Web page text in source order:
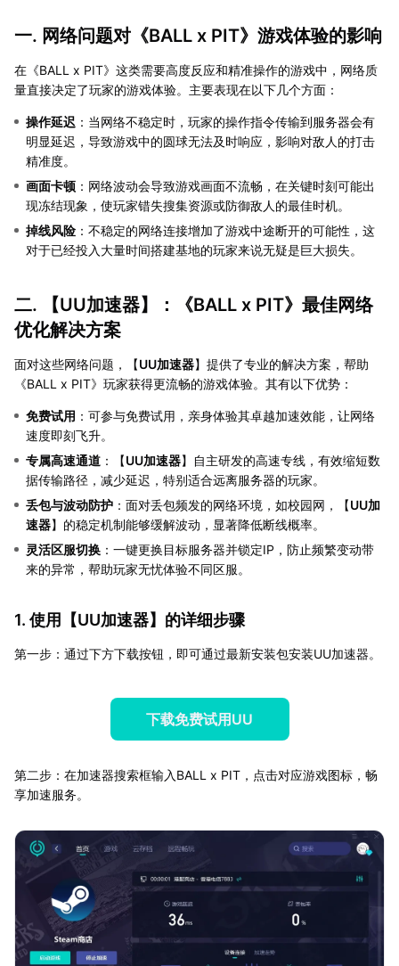
一. 网络问题对《BALL x PIT》游戏体验的影响
在《BALL x PIT》这类需要高度反应和精准操作的游戏中，网络质
量直接决定了玩家的游戏体验。主要表现在以下几个方面：
操作延迟 ：当网络不稳定时，玩家的操作指令传输到服务器会有
明显延迟，导致游戏中的圆球无法及时响应，影响对敌人的打击
精准度。
画面卡顿 ：网络波动会导致游戏画面不流畅，在关键时刻可能出
现冻结现象，使玩家错失搜集资源或防御敌人的最佳时机。
掉线风险 ：不稳定的网络连接增加了游戏中途断开的可能性，这
对于已经投入大量时间搭建基地的玩家来说无疑是巨大损失。
二. 【UU加速器】：《BALL x PIT》最佳网络
优化解决方案
面对这些网络问题，【UU加速器】提供了专业的解决方案，帮助
《BALL x PIT》玩家获得更流畅的游戏体验。其有以下优势：
免费试用 ：可参与免费试用，亲身体验其卓越加速效能，让网络
速度即刻飞升。
专属高速通道 ：【UU加速器】自主研发的高速专线，有效缩短数
据传输路径，减少延迟，特别适合远离服务器的玩家。
丢包与波动防护 ：面对丢包频发的网络环境，如校园网，【UU加
速器】的稳定机制能够缓解波动，显著降低断线概率。
灵活区服切换 ：一键更换目标服务器并锁定IP，防止频繁变动带
来的异常，帮助玩家无忧体验不同区服。
1. 使用【UU加速器】的详细步骤
第一步：通过下方下载按钮，即可通过最新安装包安装UU加速器。
下载免费试用UU
第二步：在加速器搜索框输入BALL x PIT，点击对应游戏图标，畅
享加速服务。